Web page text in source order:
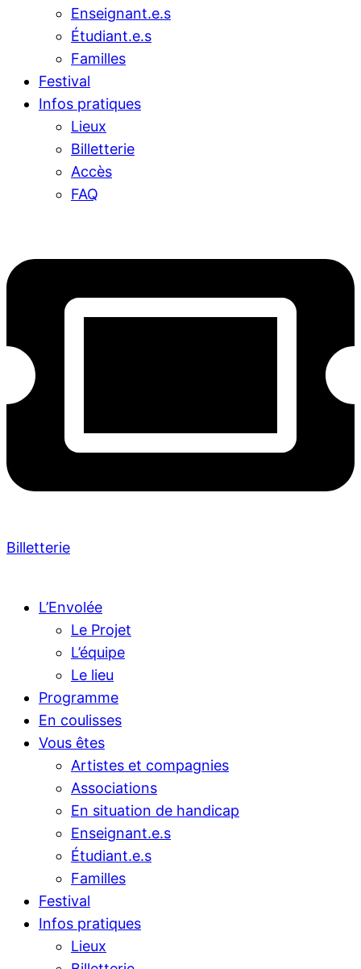
Enseignant.e.s
Étudiant.e.s
Familles
Festival
Infos pratiques
Lieux
Billetterie
Accès
FAQ
Billetterie
L’Envolée
Le Projet
L’équipe
Le lieu
Programme
En coulisses
Vous êtes
Artistes et compagnies
Associations
En situation de handicap
Enseignant.e.s
Étudiant.e.s
Familles
Festival
Infos pratiques
Lieux